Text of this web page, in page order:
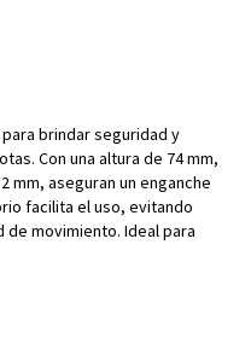
brindar seguridad y
Con una altura de 74 mm,
mm, aseguran un enganche
facilita el uso, evitando
movimiento. Ideal para